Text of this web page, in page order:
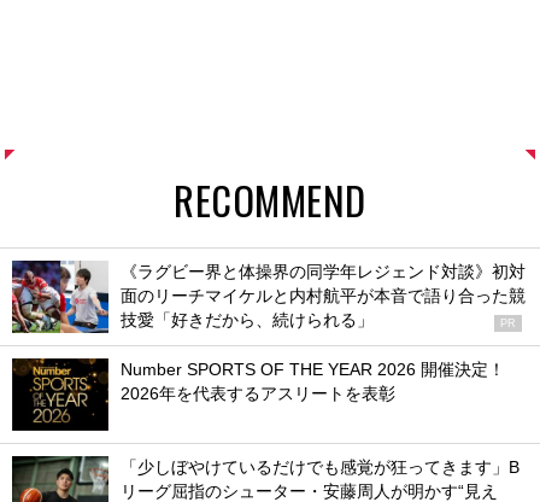
RECOMMEND
《ラグビー界と体操界の同学年レジェンド対談》初対
面のリーチマイケルと内村航平が本音で語り合った競
技愛「好きだから、続けられる」
PR
Number SPORTS OF THE YEAR 2026 開催決定！
2026年を代表するアスリートを表彰
「少しぼやけているだけでも感覚が狂ってきます」B
リーグ屈指のシューター・安藤周人が明かす“見え